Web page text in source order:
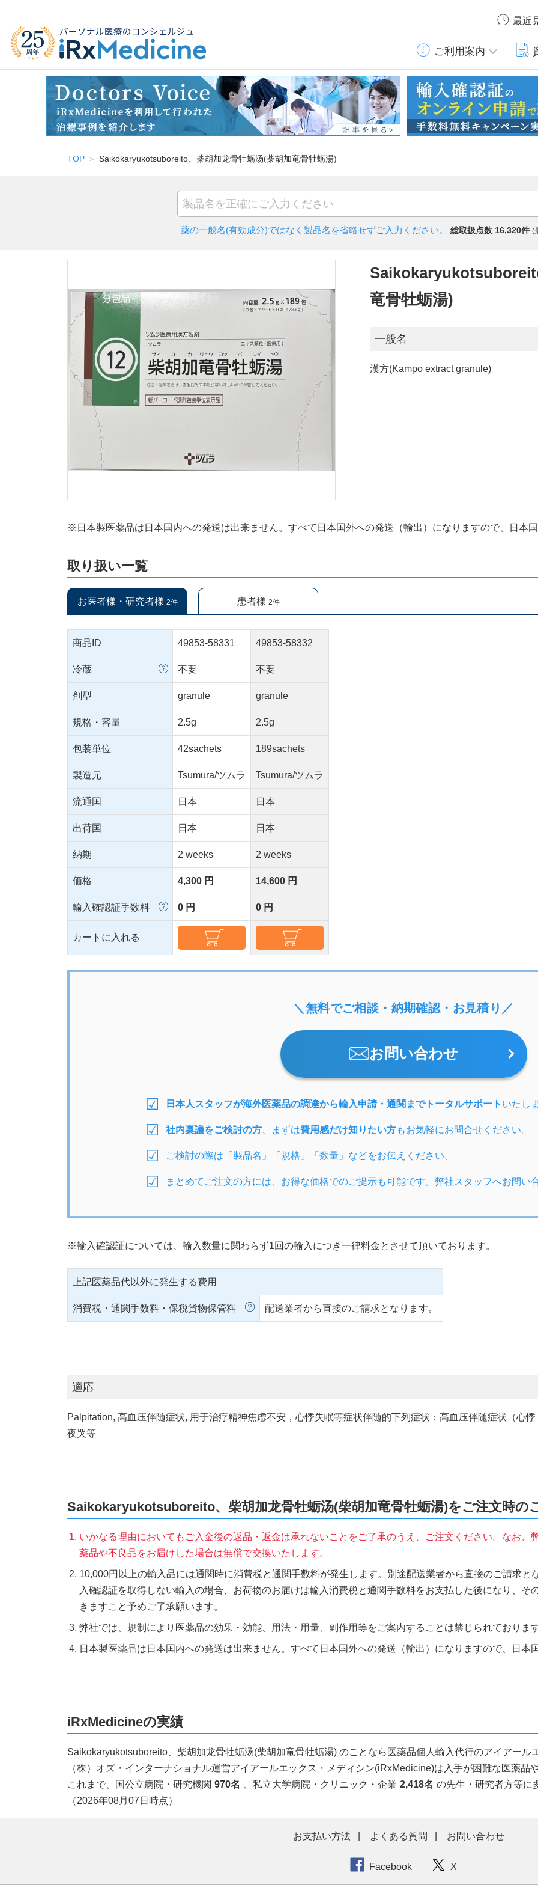
最近
ご利用案内
TOP Saikokaryukotsuboreito、柴胡加龙骨牡蛎汤(柴胡加竜骨牡蛎湯)
薬の一般名(有効成分)ではなく 製品名を省略せずご入力ください。 総取扱点数 16,320件 (
竜骨牡蛎湯)
一般名
漢方(Kampo extract granule)
※日本製医薬品は日本国内への発送は出来ません。すべて日本国外への発送（輸出）になりますので、日本
取り扱い一覧
お医者様・研究者様 2件 患者様 2件
商品ID 49853-58331 49853-58332
冷蔵 不要 不要
剤型 granule granule
規格・容量 2.5g 2.5g
包装単位 42sachets 189sachets
製造元 Tsumura/ツムラ Tsumura/ツムラ
流通国 日本 日本
出荷国 日本 日本
納期 2 weeks 2 weeks
価格 4,300 円 14,600 円
輸入確認証手数料 0 円 0 円
カートに入れる
＼無料でご相談・納期確認・お見積り／
お問い合わせ
日本人スタッフが海外医薬品の調達から輸入申請・通関までトータルサポート いたし
社内稟議をご検討の方 、まずは費用感だけ知りたい方もお気軽にお問合せください。
ご検討の際は「製品名」「規格」「数量」などをお伝えください。
まとめてご注文の方には、お得な価格でのご提示も可能です。弊社スタッフへお問い
※輸入確認証については、輸入数量に関わらず1回の輸入につき一律料金とさせて頂いております。
上記医薬品代以外に発生する費用
消費税・通関手数料・保税貨物保管料 配送業者から直接のご請求となります。
適応
Palpitation, 高血压伴随症状, 用于治疗精神焦虑不安，心悸失眠等症状伴随的下列症状：高血压伴随症状（心
夜哭等
Saikokaryukotsuboreito、柴胡加龙骨牡蛎汤(柴胡加竜骨牡蛎湯)をご注文時の
いかなる理由においてもご入金後の返品・返金は承れないことをご了承のうえ、ご注文ください。なお、
薬品や不良品をお届けした場合は無償で交換いたします。
10,000円以上の輸入品には通関時に消費税と通関手数料が発生します。別途配送業者から直接のご請求
入確認証を取得しない輸入の場合、お荷物のお届けは輸入消費税と通関手数料をお支払した後になり、そ
きますこと予めご了承願います。
弊社では、規制により医薬品の効果・効能、用法・用量、副作用等をご案内することは禁じられております
日本製医薬品は日本国内への発送は出来ません。すべて日本国外への発送（輸出）になりますので、日本
iRxMedicineの実績
Saikokaryukotsuboreito、柴胡加龙骨牡蛎汤(柴胡加竜骨牡蛎湯) のことなら医薬品個人輸入代行のアイアール
（株）オズ・インターナショナル運営アイアールエックス・メディシン(iRxMedicine)は入手が困難な医薬品
これまで、国公立病院・研究機関 970名 、私立大学病院・クリニック・企業 2,418名 の先生・研究者方等に
（2026年08月07日時点）
お支払い方法 よくある質問 お問い合わせ
Facebook X